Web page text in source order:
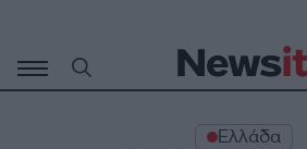
περιεχόμενο
Ελλάδα